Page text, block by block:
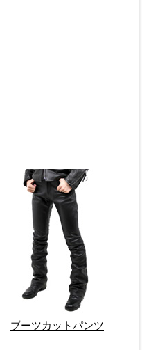
ブーツカットパンツ